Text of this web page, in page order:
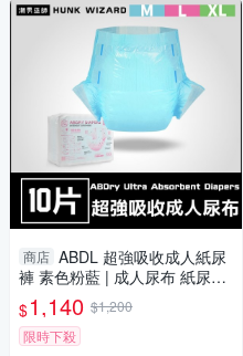
商店 ABDL 超強吸收成人紙尿
褲 素色粉藍 | 成人尿布 紙尿布
LittleForBig ABDry
$1,140 $1,200
限時下殺